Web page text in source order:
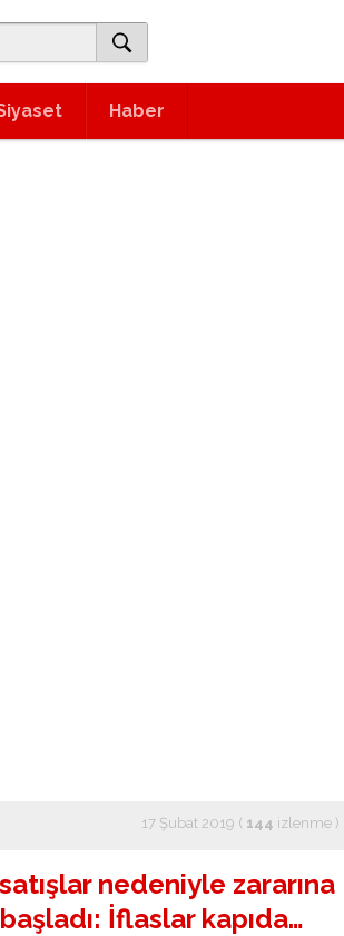
Haber
17 Şubat 2019 ( 144 izlenme )
nedeniyle zararına
İflaslar kapıda…